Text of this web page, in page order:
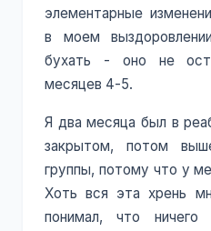
элементарные
в моем
бухать - оно не
месяцев 4-5.
Я два месяца был в
закрытом, потом
группы, потому что у
Хоть вся эта хрень
понимал, что